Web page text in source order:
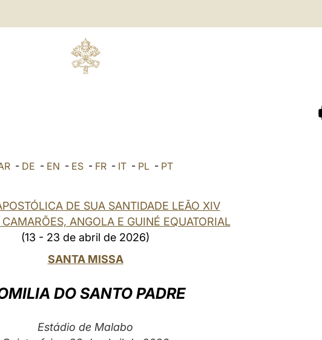
- DE - EN - ES - FR - IT - PL - PT
DE SUA SANTIDADE LEÃO XIV
ANGOLA E GUINÉ EQUATORIAL
(13 - 23 de abril de 2026)
SANTA MISSA
DO SANTO PADRE
Estádio de Malabo